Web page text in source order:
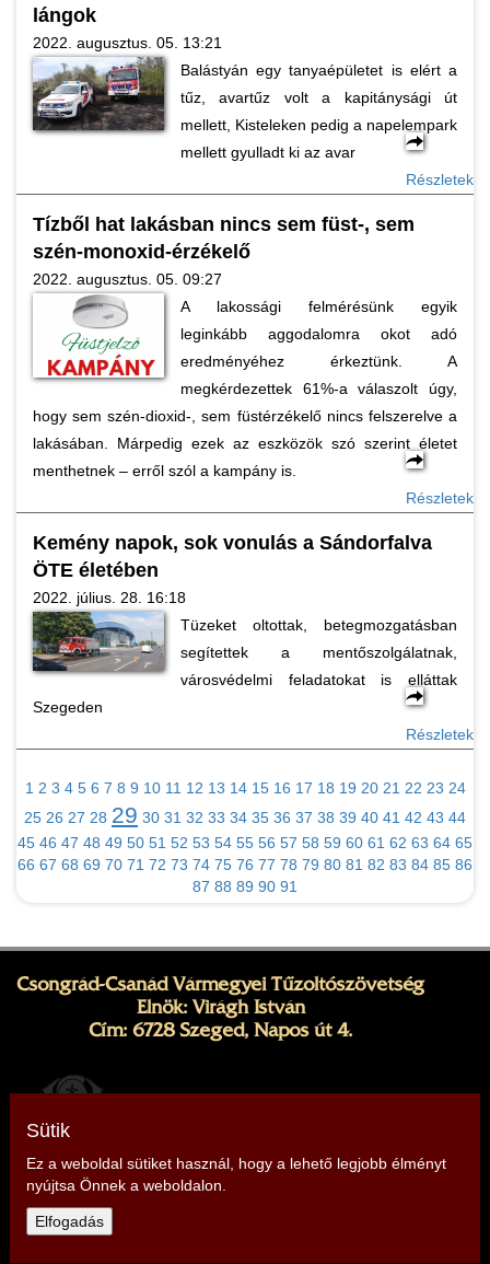
lángok
2022. augusztus. 05. 13:21
Balástyán egy tanyaépületet is elért a
tűz, avartűz volt a kapitánysági út
mellett, Kisteleken pedig a napelempark
mellett gyulladt ki az avar
Részletek
Tízből hat lakásban nincs sem füst-, sem
szén-monoxid-érzékelő
2022. augusztus. 05. 09:27
A lakossági felmérésünk egyik
leginkább aggodalomra okot adó
eredményéhez érkeztünk. A
megkérdezettek 61%-a válaszolt úgy,
hogy sem szén-dioxid-, sem füstérzékelő nincs felszerelve a
lakásában. Márpedig ezek az eszközök szó szerint életet
menthetnek – erről szól a kampány is.
Részletek
Kemény napok, sok vonulás a Sándorfalva
ÖTE életében
2022. július. 28. 16:18
Tüzeket oltottak, betegmozgatásban
segítettek a mentőszolgálatnak,
városvédelmi feladatokat is elláttak
Szegeden
Részletek
1 2 3 4 5 6 7 8 9 10 11 12 13 14 15 16 17 18 19 20 21 22 23 24
25 26 27 28 29 30 31 32 33 34 35 36 37 38 39 40 41 42 43 44
45 46 47 48 49 50 51 52 53 54 55 56 57 58 59 60 61 62 63 64 65
66 67 68 69 70 71 72 73 74 75 76 77 78 79 80 81 82 83 84 85 86
87 88 89 90 91
Csongrád-Csanád Vármegyei Tűzoltószövetség
Elnök: Virágh István
Cím: 6728 Szeged, Napos út 4.
E-mail:
Sütik
Ez a weboldal sütiket használ, hogy a lehető legjobb élményt
nyújtsa Önnek a weboldalon.
Elfogadás